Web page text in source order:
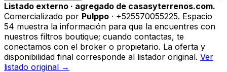
Listado externo · agregado de casasyterrenos.com.
Comercializado por Pulppo · +525570055225. Espacio
54 muestra la información para que la encuentres con
nuestros filtros boutique; cuando contactas, te
conectamos con el broker o propietario. La oferta y
disponibilidad final corresponde al listador original. Ver
listado original →